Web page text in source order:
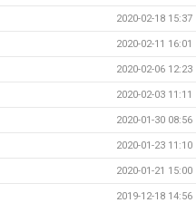
2020-02-18 15:37
2020-02-11 16:01
2020-02-06 12:23
2020-02-03 11:11
2020-01-30 08:56
2020-01-23 11:10
2020-01-21 15:00
2019-12-18 14:56